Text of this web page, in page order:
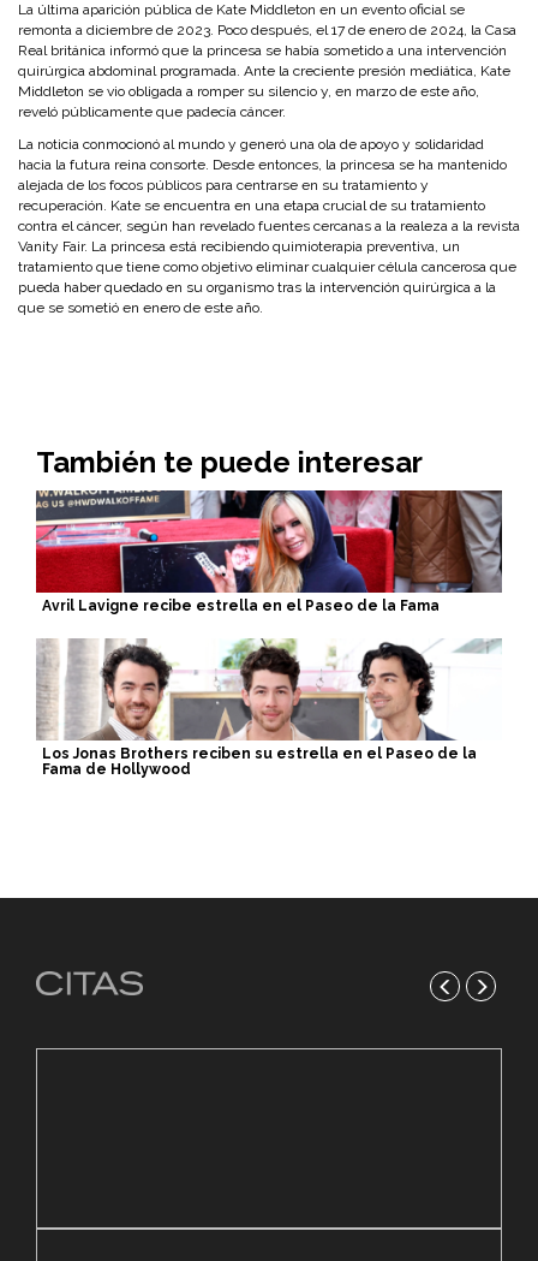
La última aparición pública de Kate Middleton en un evento oficial se
remonta a diciembre de 2023. Poco después, el 17 de enero de 2024, la Casa
Real británica informó que la princesa se había sometido a una intervención
quirúrgica abdominal programada. Ante la creciente presión mediática, Kate
Middleton se vio obligada a romper su silencio y, en marzo de este año,
reveló públicamente que padecía cáncer.
La noticia conmocionó al mundo y generó una ola de apoyo y solidaridad
hacia la futura reina consorte. Desde entonces, la princesa se ha mantenido
alejada de los focos públicos para centrarse en su tratamiento y
recuperación. Kate se encuentra en una etapa crucial de su tratamiento
contra el cáncer, según han revelado fuentes cercanas a la realeza a la revista
Vanity Fair. La princesa está recibiendo quimioterapia preventiva, un
tratamiento que tiene como objetivo eliminar cualquier célula cancerosa que
pueda haber quedado en su organismo tras la intervención quirúrgica a la
que se sometió en enero de este año.
También te puede interesar
Avril Lavigne recibe estrella en el Paseo de la Fama
Los Jonas Brothers reciben su estrella en el Paseo de la
Fama de Hollywood